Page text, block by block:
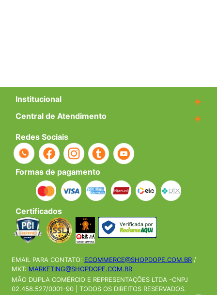
Institucional +
Central de Atendimento +
Redes Sociais
Formas de pagamento
Certificados
EMAIL PARA CONTATO: ECOMMERCE@SHOPDOPE.COM.BR /
MKT: MARKETING@SHOPDOPE.COM.BR
MÃO DUPLA COMÉRCIO E REPRESENTAÇÕES LTDA -CNPJ
02.458.527/0001-90 | TODOS OS DIREITOS RESERVADOS.